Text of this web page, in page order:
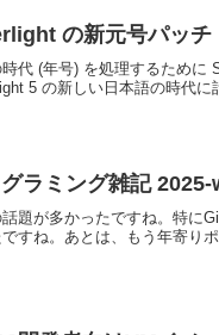
の新元号パッチ
代 (年号) を処理するために
5 の新しい日本語の時代
ラミング雑記 2025-
題が多かったですね。特に
すね。あとは、もう年寄り